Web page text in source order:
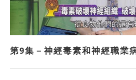
第9集－神經毒素和神經職業